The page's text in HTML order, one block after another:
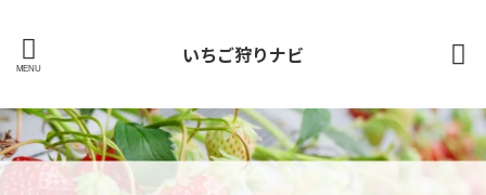
いちご狩りナビ